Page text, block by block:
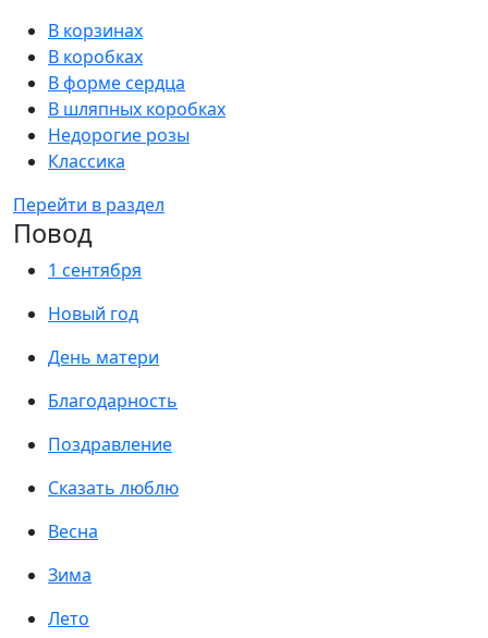
В корзинах
В коробках
В форме сердца
В шляпных коробках
Недорогие розы
Классика
Перейти в раздел
Повод
1 сентября
Новый год
День матери
Благодарность
Поздравление
Сказать люблю
Весна
Зима
Лето